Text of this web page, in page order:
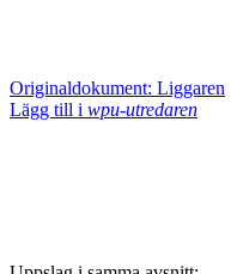
Originaldokument: Liggaren
Lägg till i wpu-utredaren